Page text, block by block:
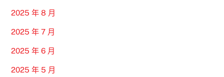
2025 年 8 月
2025 年 7 月
2025 年 6 月
2025 年 5 月